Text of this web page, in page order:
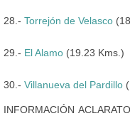
28.- Torrejón de Velasco
29.- El Alamo (19.23 Kms.)
30.- Villanueva del Pardillo
INFORMACIÓN